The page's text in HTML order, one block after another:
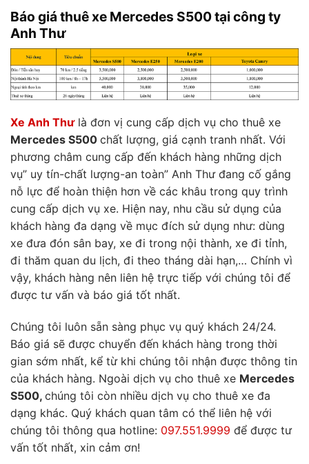
Báo giá thuê xe Mercedes S500 tại công ty
Anh Thư
Xe Anh Thưlà đơn vị cung cấp dịch vụ cho thuê xe
Mercedes S500 chất lượng, giá cạnh tranh nhất. Với
phương châm cung cấp đến khách hàng những dịch
vụ” uy tín-chất lượng-an toàn” Anh Thư đang cố gắng
nỗ lực để hoàn thiện hơn về các khâu trong quy trình
cung cấp dịch vụ xe. Hiện nay, nhu cầu sử dụng của
khách hàng đa dạng về mục đích sử dụng như: dùng
xe đưa đón sân bay, xe đi trong nội thành, xe đi tỉnh,
đi thăm quan du lịch, đi theo tháng dài hạn,… Chính vì
vậy, khách hàng nên liên hệ trực tiếp với chúng tôi để
được tư vấn và báo giá tốt nhất.
Chúng tôi luôn sẵn sàng phục vụ quý khách 24/24.
Báo giá sẽ được chuyển đến khách hàng trong thời
gian sớm nhất, kể từ khi chúng tôi nhận được thông tin
của khách hàng. Ngoài dịch vụ cho thuê xe Mercedes
S500, chúng tôi còn nhiều dịch vụ cho thuê xe đa
dạng khác. Quý khách quan tâm có thể liên hệ với
chúng tôi thông qua hotline: 097.551.9999 để được tư
vấn tốt nhất, xin cảm ơn!